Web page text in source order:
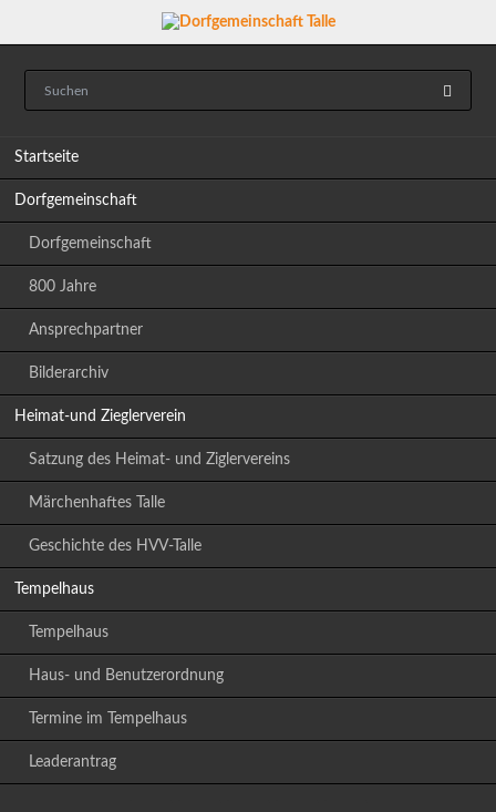
Startseite
Dorfgemeinschaft
Dorfgemeinschaft
800 Jahre
Ansprechpartner
Bilderarchiv
Heimat-und Zieglerverein
Satzung des Heimat- und Ziglervereins
Märchenhaftes Talle
Geschichte des HVV-Talle
Tempelhaus
Tempelhaus
Haus- und Benutzerordnung
Termine im Tempelhaus
Leaderantrag